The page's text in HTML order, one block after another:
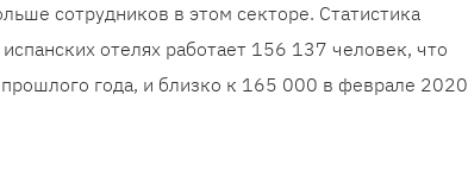
сотрудников в этом секторе. Статистика
отелях работает 156 137 человек, что
года, и близко к 165 000 в феврале 2020